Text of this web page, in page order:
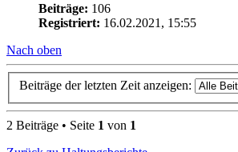
Beiträge: 106
Registriert: 16.02.2021, 15:55
Nach oben
Beiträge der letzten Zeit anzeigen:
2 Beiträge • Seite 1 von 1